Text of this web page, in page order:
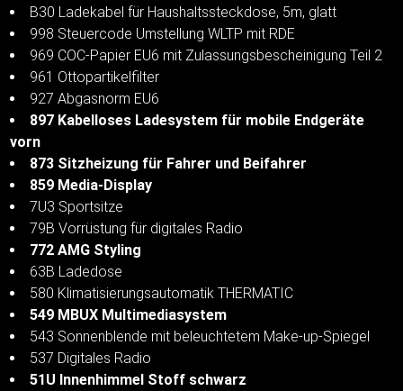
B30 Ladekabel für Haushaltssteckdose, 5m, glatt
998 Steuercode Umstellung WLTP mit RDE
969 COC-Papier EU6 mit Zulassungsbescheinigung Teil 2
961 Ottopartikelfilter
927 Abgasnorm EU6
897 Kabelloses Ladesystem für mobile Endgeräte
vorn
873 Sitzheizung für Fahrer und Beifahrer
859 Media-Display
7U3 Sportsitze
79B Vorrüstung für digitales Radio
772 AMG Styling
63B Ladedose
580 Klimatisierungsautomatik THERMATIC
549 MBUX Multimediasystem
543 Sonnenblende mit beleuchtetem Make-up-Spiegel
537 Digitales Radio
51U Innenhimmel Stoff schwarz